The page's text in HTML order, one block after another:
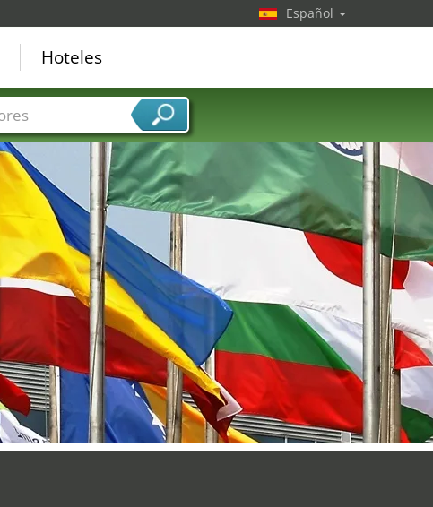
Español
Hoteles
de servicios